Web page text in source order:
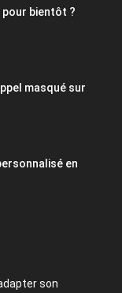
pour bientôt ?
masqué sur
en
son